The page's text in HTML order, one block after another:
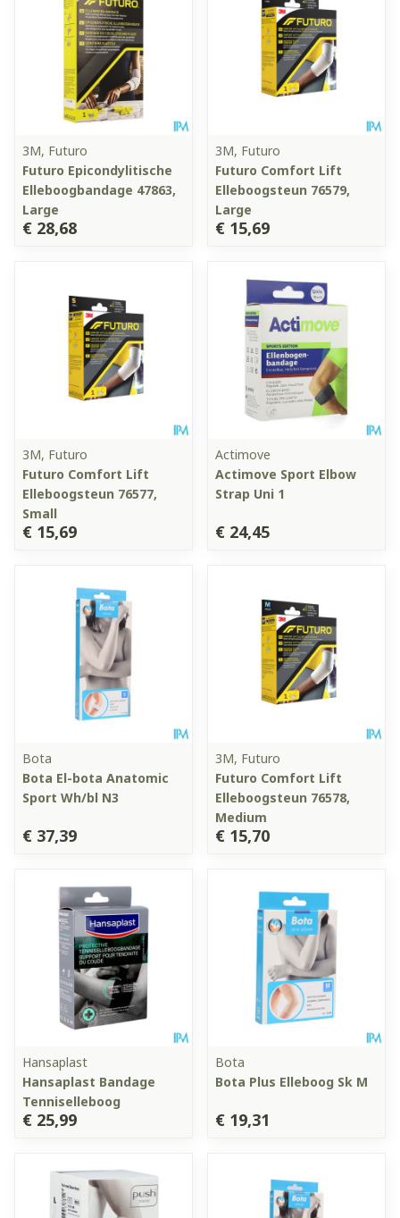
3M, Futuro
Futuro Epicondylitische
Elleboogbandage 47863,
Large
€ 28,68
3M, Futuro
Futuro Comfort Lift
Elleboogsteun 76579,
Large
€ 15,69
3M, Futuro
Futuro Comfort Lift
Elleboogsteun 76577,
Small
€ 15,69
Actimove
Actimove Sport Elbow
Strap Uni 1
€ 24,45
Bota
Bota El-bota Anatomic
Sport Wh/bl N3
€ 37,39
3M, Futuro
Futuro Comfort Lift
Elleboogsteun 76578,
Medium
€ 15,70
Hansaplast
Hansaplast Bandage
Tenniselleboog
€ 25,99
Bota
Bota Plus Elleboog Sk M
€ 19,31